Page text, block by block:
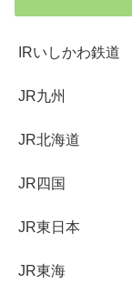
IRいしかわ鉄道
JR九州
JR北海道
JR四国
JR東日本
JR東海